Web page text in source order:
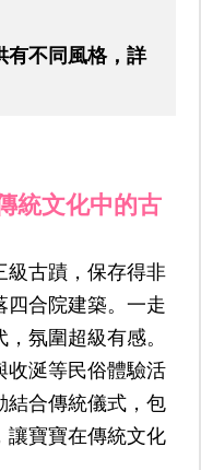
有不同風格，詳
統文化中的古
級古蹟，保存得非
四合院建築。一走
氛圍超級有感。
收涎等民俗體驗活
結合傳統儀式，包
讓寶寶在傳統文化